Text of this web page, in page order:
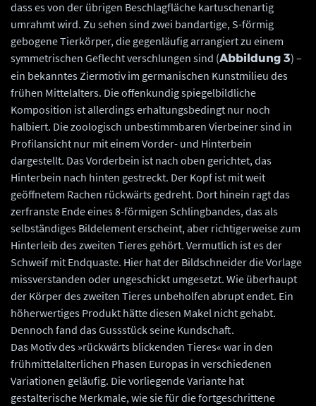
dass es von der übrigen Beschlagfläche kartuschenartig
umrahmt wird. Zu sehen sind zwei bandartige, S-förmig
gebogene Tierkörper, die gegenläufig arrangiert zu einem
symmetrischen Geflecht verschlungen sind (Abbildung 3) –
ein bekanntes Ziermotiv im germanischen Kunstmilieu des
frühen Mittelalters. Die offenkundig spiegelbildliche
Komposition ist allerdings erhaltungsbedingt nur noch
halbiert. Die zoologisch unbestimmbaren Vierbeiner sind in
Profilansicht nur mit einem Vorder- und Hinterbein
dargestellt. Das Vorderbein ist nach oben gerichtet, das
Hinterbein nach hinten gestreckt. Der Kopf ist mit weit
geöffnetem Rachen rückwärts gedreht. Dort hinein ragt das
zerfranste Ende eines 8-förmigen Schlingbandes, das als
selbständiges Bildelement erscheint, aber richtigerweise zum
Hinterleib des zweiten Tieres gehört. Vermutlich ist es der
Schweif mit Endquaste. Hier hat der Bildschneider die Vorlage
missverstanden oder ungeschickt umgesetzt. Wie überhaupt
der Körper des zweiten Tieres unbeholfen abrupt endet. Ein
höherwertiges Produkt hätte diesen Makel nicht gehabt.
Dennoch fand das Gussstück seine Kundschaft.
Das Motiv des »rückwärts blickenden Tieres« war in den
frühmittelalterlichen Phasen Europas in verschiedenen
Variationen geläufig. Die vorliegende Variante hat
gestalterische Merkmale, wie sie für die fortgeschrittene